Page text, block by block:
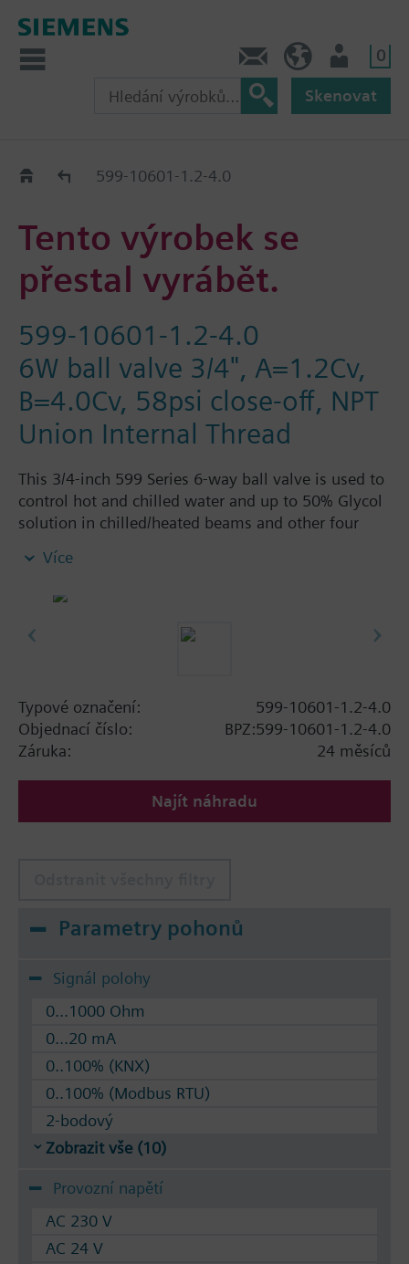
0
Skenovat
Old2New599-10601-1.2-4.0
Tento výrobek se
přestal vyrábět.
599-10601-1.2-4.0
6W ball valve 3/4", A=1.2Cv,
B=4.0Cv, 58psi close-off, NPT
Union Internal Thread
This 3/4-inch 599 Series 6-way ball valve is used to
control hot and chilled water and up to 50% Glycol
solution in chilled/heated beams and other four
Source A = 1.2 Cv and Source B = 4.0 Cv, linear flow
handle for manual operation of the valve in the
Více
Typové označení:
599-10601-1.2-4.0
Objednací číslo:
BPZ:599-10601-1.2-4.0
Záruka:
24 měsíců
Najít náhradu
Parametry pohonů
Signál polohy
0...1000 Ohm
0...20 mA
0..100% (KNX)
0..100% (Modbus RTU)
2-bodový
Zobrazit vše (10)
Provozní napětí
AC 230 V
AC 24 V